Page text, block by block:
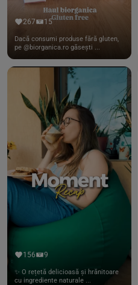
267 15
Dacă consumi produse fără gluten,
pe @biorganica.ro găsești ...
156 9
✨ O rețetă delicioasă și hrănitoare
cu ingrediente naturale ...